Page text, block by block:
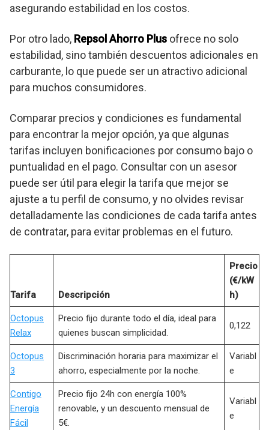
asegurando estabilidad en los costos.
Por otro lado, Repsol Ahorro Plus ofrece no solo
estabilidad, sino también descuentos adicionales en
carburante, lo que puede ser un atractivo adicional
para muchos consumidores.
Comparar precios y condiciones es fundamental
para encontrar la mejor opción, ya que algunas
tarifas incluyen bonificaciones por consumo bajo o
puntualidad en el pago. Consultar con un asesor
puede ser útil para elegir la tarifa que mejor se
ajuste a tu perfil de consumo, y no olvides revisar
detalladamente las condiciones de cada tarifa antes
de contratar, para evitar problemas en el futuro.
Tarifa Descripción
Precio
(€/kW
h)
Octopus
Relax
Precio fijo durante todo el día, ideal para
quienes buscan simplicidad.
0,122
Octopus
3
Discriminación horaria para maximizar el
ahorro, especialmente por la noche.
Variabl
e
Contigo
Energía
Fácil
Precio fijo 24h con energía 100%
renovable, y un descuento mensual de
5€.
Variabl
e